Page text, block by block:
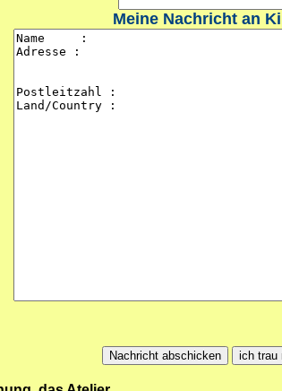
Meine Nachricht an